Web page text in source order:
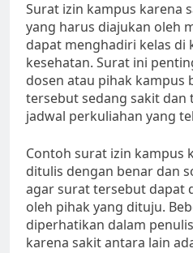
Surat izin kampus karena
yang harus diajukan oleh
dapat menghadiri kelas di
kesehatan. Surat ini
dosen atau pihak kampus
tersebut sedang sakit dan
jadwal perkuliahan yang
Contoh surat izin kampus
ditulis dengan benar dan
agar surat tersebut dapat
oleh pihak yang dituju.
diperhatikan dalam
karena sakit antara lain